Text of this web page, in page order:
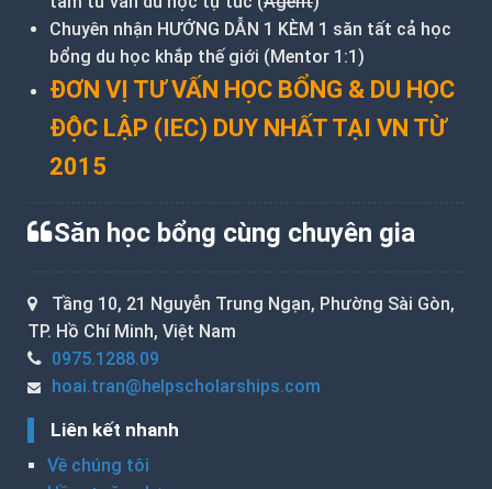
Chuyên nhận HƯỚNG DẪN 1 KÈM 1 săn tất cả học
bổng du học khắp thế giới (Mentor 1:1)
ĐƠN VỊ TƯ VẤN HỌC BỔNG & DU HỌC
ĐỘC LẬP (IEC) DUY NHẤT TẠI VN TỪ
2015
Săn học bổng cùng chuyên gia
Tầng 10, 21 Nguyễn Trung Ngạn, Phường Sài Gòn,
TP. Hồ Chí Minh, Việt Nam
0975.1288.09
hoai.tran@helpscholarships.com
Liên kết nhanh
Về chúng tôi